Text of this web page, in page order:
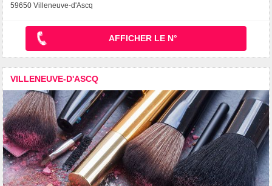
59650 Villeneuve-d'Ascq
AFFICHER LE N°
VILLENEUVE-D'ASCQ